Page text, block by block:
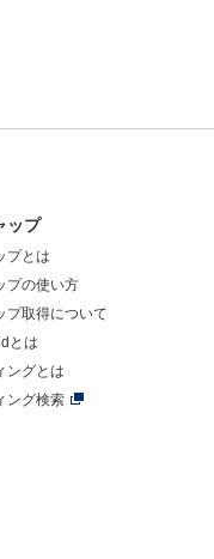
ップ
プとは
プの使い方
プ取得について
とは
ングとは
ング検索